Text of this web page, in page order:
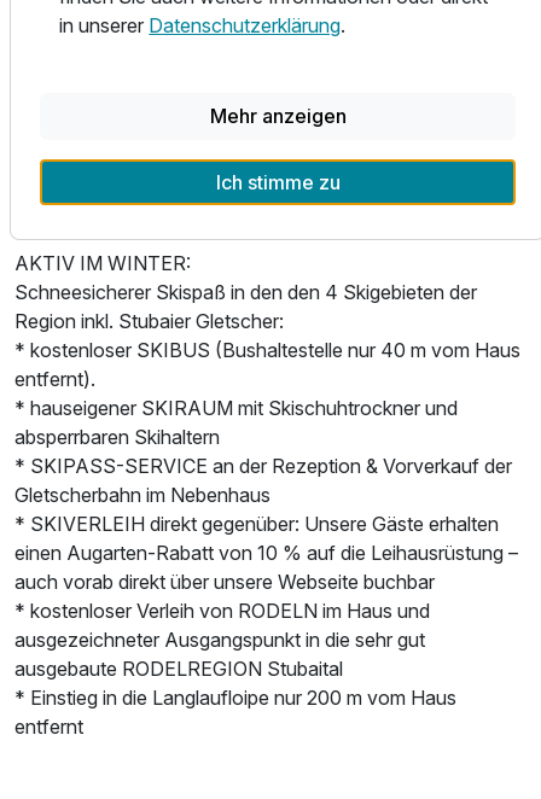
Mieders
* täglich kostenlose Benützung des Miederer
* Ermäßigungen in div. Museen in Innsbruck
* und vieles mehr ...
AKTIV IM WINTER:
Schneesicherer Skispaß in den den 4 Skigebieten der
Region inkl. Stubaier Gletscher:
* kostenloser SKIBUS (Bushaltestelle nur 40 m vom Haus
entfernt).
* hauseigener SKIRAUM mit Skischuhtrockner und
absperrbaren Skihaltern
* SKIPASS-SERVICE an der Rezeption & Vorverkauf der
Gletscherbahn im Nebenhaus
* SKIVERLEIH direkt gegenüber: Unsere Gäste erhalten
einen Augarten-Rabatt von 10 % auf die Leihausrüstung –
auch vorab direkt über unsere Webseite buchbar
* kostenloser Verleih von RODELN im Haus und
ausgezeichneter Ausgangspunkt in die sehr gut
ausgebaute RODELREGION Stubaital
* Einstieg in die Langlaufloipe nur 200 m vom Haus
entfernt
in unserer Datenschutzerklärung.
Mehr anzeigen
Ich stimme zu